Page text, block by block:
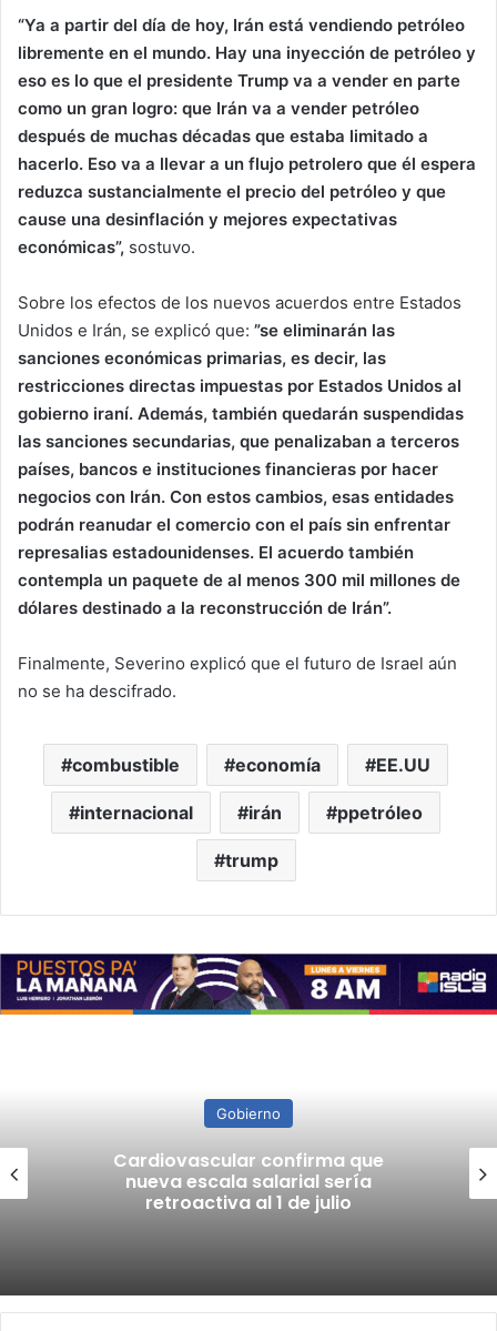
“Ya a partir del día de hoy, Irán está vendiendo petróleo
libremente en el mundo. Hay una inyección de petróleo y
eso es lo que el presidente Trump va a vender en parte
como un gran logro: que Irán va a vender petróleo
después de muchas décadas que estaba limitado a
hacerlo. Eso va a llevar a un flujo petrolero que él espera
reduzca sustancialmente el precio del petróleo y que
cause una desinflación y mejores expectativas
económicas”, sostuvo.
Sobre los efectos de los nuevos acuerdos entre Estados
Unidos e Irán, se explicó que: ”se eliminarán las
sanciones económicas primarias, es decir, las
restricciones directas impuestas por Estados Unidos al
gobierno iraní. Además, también quedarán suspendidas
las sanciones secundarias, que penalizaban a terceros
países, bancos e instituciones financieras por hacer
negocios con Irán. Con estos cambios, esas entidades
podrán reanudar el comercio con el país sin enfrentar
represalias estadounidenses. El acuerdo también
contempla un paquete de al menos 300 mil millones de
dólares destinado a la reconstrucción de Irán”.
Finalmente, Severino explicó que el futuro de Israel aún
no se ha descifrado.
combustible economía EE.UU
internacional irán ppetróleo
trump
Gobierno
Cardiovascular confirma que
nueva escala salarial sería
retroactiva al 1 de julio